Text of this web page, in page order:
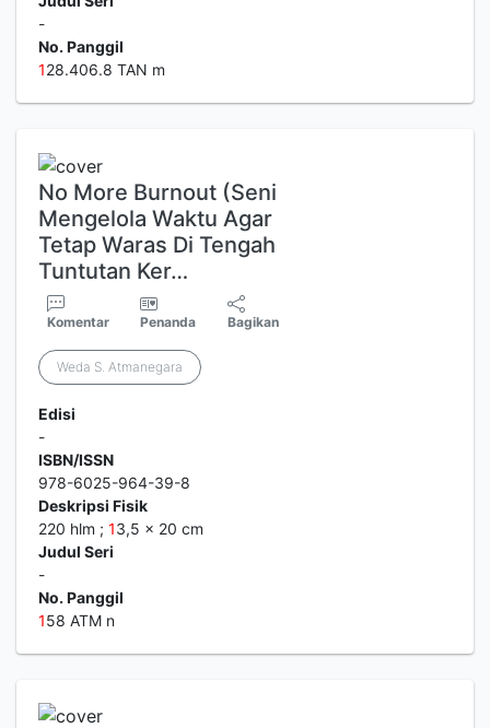
-
No. Panggil
128.406.8 TAN m
No More Burnout (Seni
Mengelola Waktu Agar
Tetap Waras Di Tengah
Tuntutan Ker…
Komentar Penanda Bagikan
Weda S. Atmanegara
Edisi
-
ISBN/ISSN
978-6025-964-39-8
Deskripsi Fisik
220 hlm ; 13,5 x 20 cm
Judul Seri
-
No. Panggil
158 ATM n